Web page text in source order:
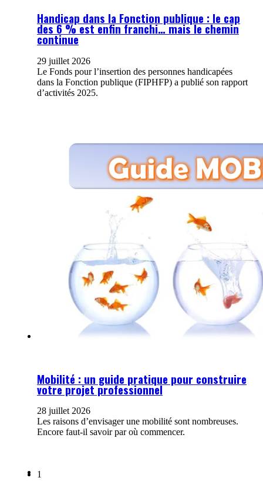
Handicap dans la Fonction publique : le cap
des 6 % est enfin franchi… mais le chemin
continue
29 juillet 2026
Le Fonds pour l’insertion des personnes handicapées
dans la Fonction publique (FIPHFP) a publié son rapport
d’activités 2025.
Mobilité : un guide pratique pour construire
votre projet professionnel
28 juillet 2026
Les raisons d’envisager une mobilité sont nombreuses.
Encore faut-il savoir par où commencer.
1